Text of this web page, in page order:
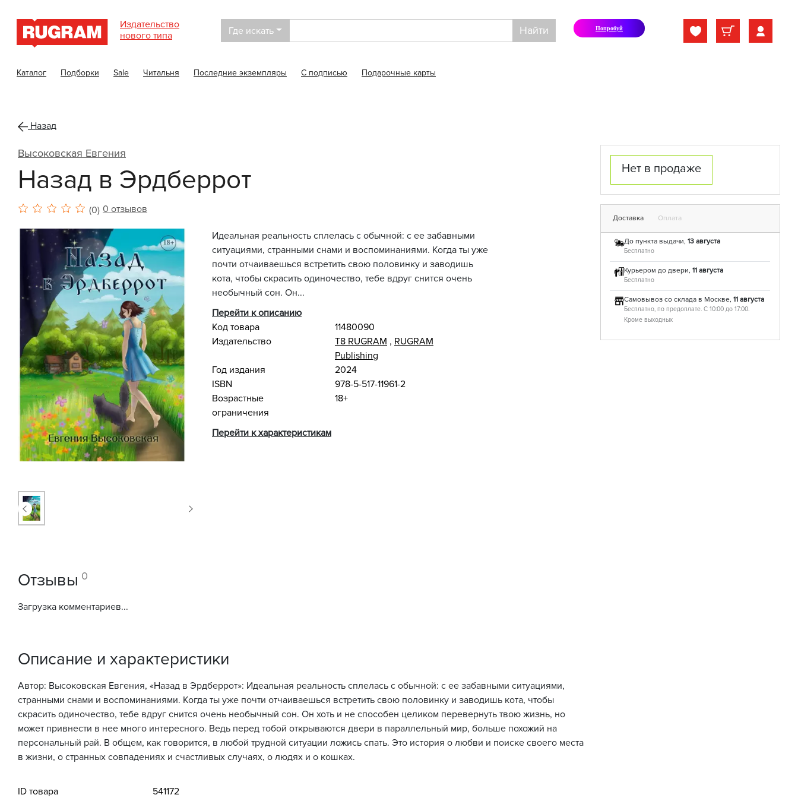
Издательство
нового типа
Где искать Найти Попробуй
Каталог Подборки Sale Читальня Последние экземпляры С подписью Подарочные карты
Назад
Высоковская Евгения
Назад в Эрдберрот
(0) 0 отзывов
Идеальная реальность сплелась с обычной: с ее забавными
ситуациями, странными снами и воспоминаниями. Когда ты уже
почти отчаиваешься встретить свою половинку и заводишь
кота, чтобы скрасить одиночество, тебе вдруг снится очень
необычный сон. Он...
Перейти к описанию
Код товара
11480090
Издательство
Т8 RUGRAM , RUGRAM
Publishing
Год издания
2024
ISBN
978-5-517-11961-2
Возрастные
ограничения
18+
Перейти к характеристикам
Отзывы 0
Загрузка комментариев...
Описание и характеристики
Автор: Высоковская Евгения, «Назад в Эрдберрот»: Идеальная реальность сплелась с обычной: с ее забавными ситуациями,
странными снами и воспоминаниями. Когда ты уже почти отчаиваешься встретить свою половинку и заводишь кота, чтобы
скрасить одиночество, тебе вдруг снится очень необычный сон. Он хоть и не способен целиком перевернуть твою жизнь, но
может привнести в нее много интересного. Ведь перед тобой открываются двери в параллельный мир, больше похожий на
персональный рай. В общем, как говорится, в любой трудной ситуации ложись спать. Это история о любви и поиске своего места
в жизни, о странных совпадениях и счастливых случаях, о людях и о кошках.
ID товара
541172
Нет в продаже
Доставка Оплата
До пункта выдачи, 13 августа
Бесплатно
Курьером до двери, 11 августа
Бесплатно
Самовывоз со склада в Москве, 11 августа
Бесплатно, по предоплате. С 10:00 до 17:00.
Кроме выходных